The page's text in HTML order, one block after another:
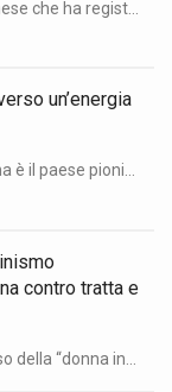
un’energia
contro tratta e